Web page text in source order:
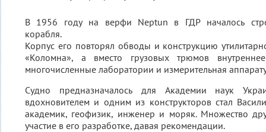
В 1956 году на верфи Neptun в ГДР началось
корабля.
Корпус его повторял обводы и конструкцию
«Коломна», а вместо грузовых трюмов
многочисленные лаборатории и измерительная
Судно предназначалось для Академии наук
вдохновителем и одним из конструкторов стал
академик, геофизик, инженер и моряк. Множество
участие в его разработке, давая рекомендации.